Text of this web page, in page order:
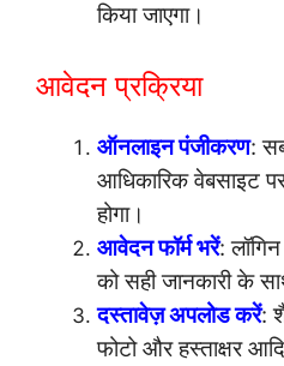
किया जाएगा।
आवेदन प्रक्रिया
ऑनलाइन पंजीकरण:
आधिकारिक वेबसाइट
होगा।
आवेदन फॉर्म भरें:
को सही जानकारी के
दस्तावेज़ अपलोड करें:
फोटो और हस्ताक्षर